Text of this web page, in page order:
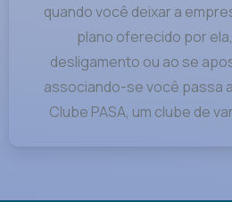
quando você deixar a
plano oferecido por
desligamento ou ao se
associando-se você passa
Clube PASA, um clube de